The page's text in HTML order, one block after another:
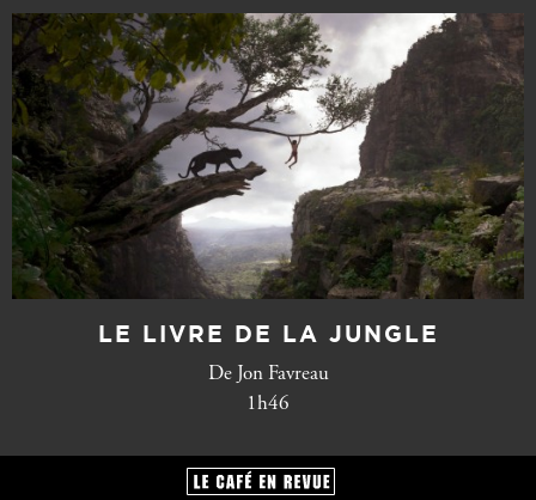
LE LIVRE DE LA JUNGLE
De Jon Favreau
1h46